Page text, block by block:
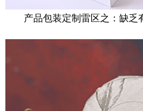
产品包装定制雷区之：缺乏